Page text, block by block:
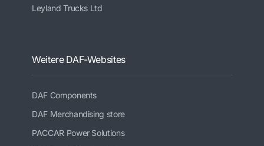
Leyland Trucks Ltd
Weitere DAF-Websites
DAF Components
DAF Merchandising store
PACCAR Power Solutions